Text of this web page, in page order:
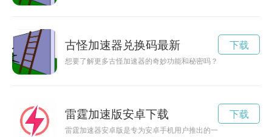
古怪加速器兑换码最新
想要了解更多古怪加速器的奇妙功能和秘密吗？不要错过古怪
下载
雷霆加速版安卓下载
雷霆加速器安卓版是专为安卓手机用户推出的一款网络优化工
下载